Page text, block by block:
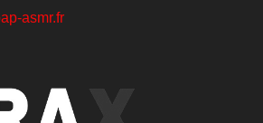
asmr.fr